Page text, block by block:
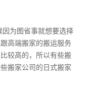
为图省事就想要选择
高端搬家的搬运服务
较高的，所以有些搬
搬家公司的日式搬家